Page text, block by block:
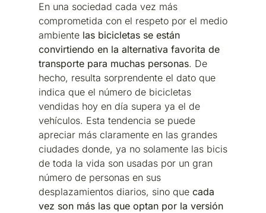
En una sociedad cada vez más
comprometida con el respeto por el medio
ambiente las bicicletas se están
convirtiendo en la alternativa favorita de
transporte para muchas personas. De
hecho, resulta sorprendente el dato que
indica que el número de bicicletas
vendidas hoy en día supera ya el de
vehículos. Esta tendencia se puede
apreciar más claramente en las grandes
ciudades donde, ya no solamente las bicis
de toda la vida son usadas por un gran
número de personas en sus
desplazamientos diarios, sino que cada
vez son más las que optan por la versión